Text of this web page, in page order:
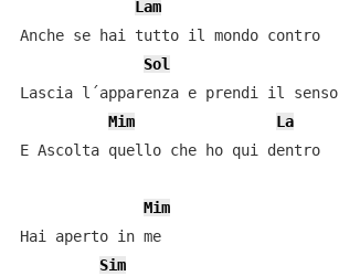
Lam
Anche se hai tutto il mondo contro
Sol
Lascia l´apparenza e prendi il senso
Mim
La
E Ascolta quello che ho qui dentro
Mim
Hai aperto in me
Sim